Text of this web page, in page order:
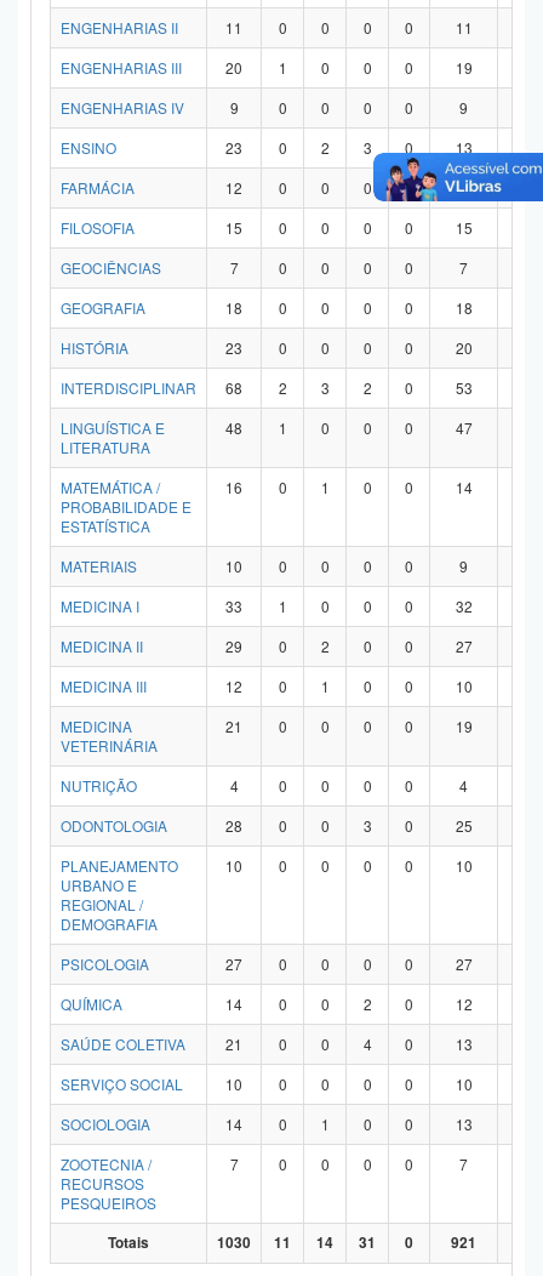
ENGENHARIAS II
11 0 0 0 0 11
ENGENHARIAS III
20 1 0 0 0 19
ENGENHARIAS IV
9 0 0 0 0 9
ENSINO
23 0 2 3 0 13
FARMÁCIA
12 0 0 0 0 12
FILOSOFIA
15 0 0 0 0 15
GEOCIÊNCIAS
7 0 0 0 0 7
GEOGRAFIA
18 0 0 0 0 18
HISTÓRIA
23 0 0 0 0 20
INTERDISCIPLINAR
68 2 3 2 0 53
LINGUÍSTICA E
LITERATURA
48 1 0 0 0 47
MATEMÁTICA /
PROBABILIDADE E
ESTATÍSTICA
16 0 1 0 0 14
MATERIAIS 10 0 0 0 0 9
MEDICINA I
33 1 0 0 0 32
MEDICINA II
29 0 2 0 0 27
MEDICINA III
12 0 1 0 0 10
MEDICINA
VETERINÁRIA
21 0 0 0 0 19
NUTRIÇÃO 4 0 0 0 0 4
ODONTOLOGIA
28 0 0 3 0 25
PLANEJAMENTO
URBANO E
REGIONAL /
DEMOGRAFIA
10 0 0 0 0 10
PSICOLOGIA 27 0 0 0 0 27
QUÍMICA
14 0 0 2 0 12
SAÚDE COLETIVA
21 0 0 4 0 13
SERVIÇO SOCIAL
10 0 0 0 0 10
SOCIOLOGIA
14 0 1 0 0 13
ZOOTECNIA /
RECURSOS
PESQUEIROS
7 0 0 0 0 7
Totais 1030 11 14 31 0 921